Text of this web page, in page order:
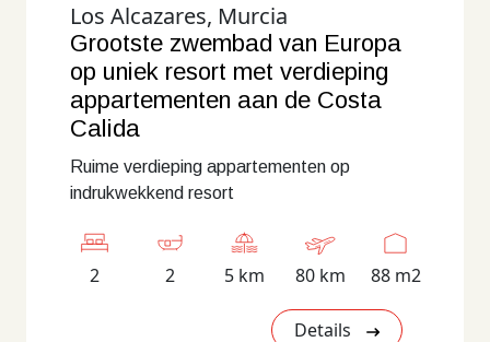
Los Alcazares, Murcia
Grootste zwembad van Europa
op uniek resort met verdieping
appartementen aan de Costa
Calida
Ruime verdieping appartementen op
indrukwekkend resort
2 2 5 km 80 km 88 m2
Details